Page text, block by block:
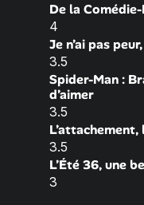
De la
4
Je n’ai pas
3.5
Spider-Man :
d’aimer
3.5
3.5
L’Été 36, une
3